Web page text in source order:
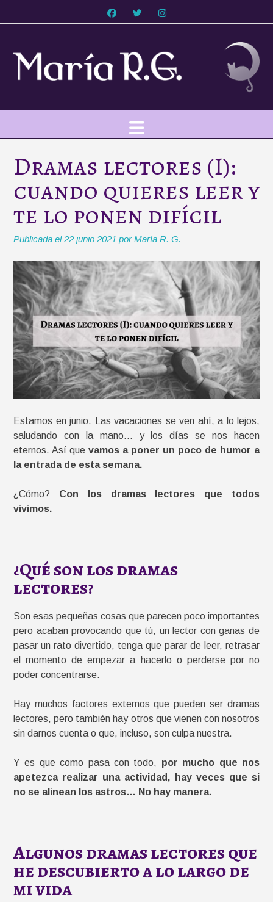
al
Dramas lectores (I):
cuando quieres leer y
te lo ponen difícil
Publicada el22 junio 2021 porMaría R. G.
Estamos en junio. Las vacaciones se ven ahí, a lo lejos,
saludando con la mano… y los días se nos hacen
eternos. Así que vamos a poner un poco de humor a
la entrada de esta semana.
¿Cómo? Con los dramas lectores que todos
vivimos.
¿Qué son los dramas
lectores?
Son esas pequeñas cosas que parecen poco importantes
pero acaban provocando que tú, un lector con ganas de
pasar un rato divertido, tenga que parar de leer, retrasar
el momento de empezar a hacerlo o perderse por no
poder concentrarse.
Hay muchos factores externos que pueden ser dramas
lectores, pero también hay otros que vienen con nosotros
sin darnos cuenta o que, incluso, son culpa nuestra.
Y es que como pasa con todo, por mucho que nos
apetezca realizar una actividad, hay veces que si
no se alinean los astros… No hay manera.
Algunos dramas lectores que
he descubierto a lo largo de
mi vida